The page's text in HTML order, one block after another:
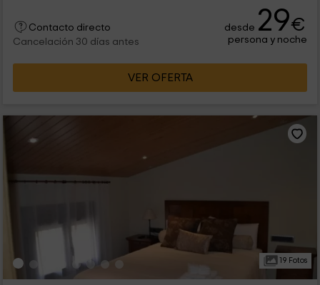
Contacto directo
Cancelación 30 días antes
desde 29€
persona y noche
VER OFERTA
19 Fotos